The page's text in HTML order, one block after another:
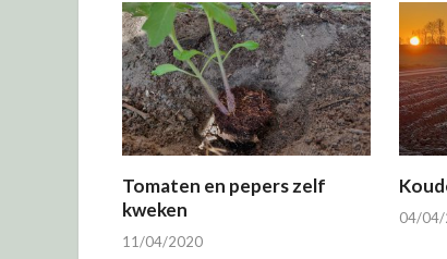
Tomaten en pepers zelf
kweken
11/04/2020
04/